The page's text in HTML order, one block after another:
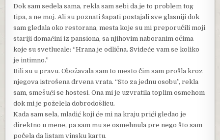
Dok sam sedela sama, rekla sam sebi da je to problem tog
tipa, a ne moj. Ali su poznati šapati postajali sve glasniji dok
sam gledala oko restorana, mesta koje su mi preporučili moji
stariji domaćini iz pansiona, sa njihovim naboranim očima
koje su svetlucale: “Hrana je odlična. Svideće vam se koliko
je intimno.”
Bili su u pravu. Obožavala sam to mesto čim sam prošla kroz
njegova istrošena drvena vrata. “Sto za jednu osobu”, rekla
sam, smešući se hostesi. Ona mi je uzvratila toplim osmehom
dok mi je poželela dobrodošlicu.
Kada sam sela, mladić koji će mi na kraju prići gledao je
direktno u mene, pa sam mu se osmehnula pre nego što sam
počela da listam vinsku kartu.